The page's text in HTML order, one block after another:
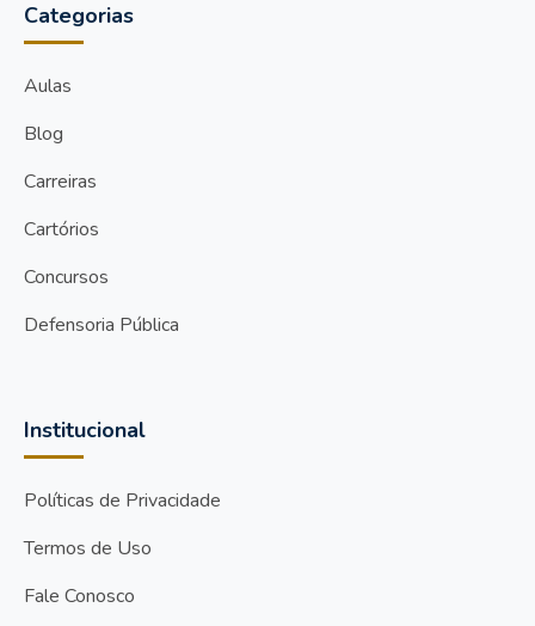
Categorias
Aulas
Blog
Carreiras
Cartórios
Concursos
Defensoria Pública
Institucional
Políticas de Privacidade
Termos de Uso
Fale Conosco